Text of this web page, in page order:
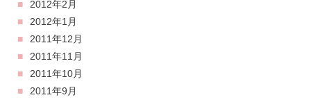
2012年2月
2012年1月
2011年12月
2011年11月
2011年10月
2011年9月